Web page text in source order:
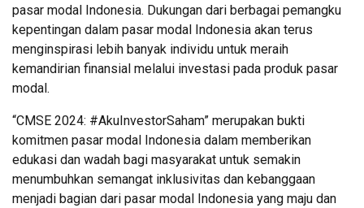
pasar modal Indonesia. Dukungan dari berbagai pemangku
kepentingan dalam pasar modal Indonesia akan terus
menginspirasi lebih banyak individu untuk meraih
kemandirian finansial melalui investasi pada produk pasar
modal.
“CMSE 2024: #AkuInvestorSaham” merupakan bukti
komitmen pasar modal Indonesia dalam memberikan
edukasi dan wadah bagi masyarakat untuk semakin
menumbuhkan semangat inklusivitas dan kebanggaan
menjadi bagian dari pasar modal Indonesia yang maju dan